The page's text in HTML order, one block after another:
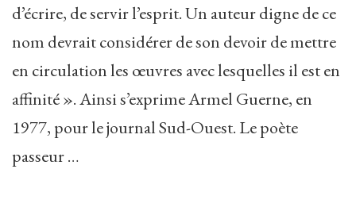
d’écrire, de servir l’esprit. Un auteur digne de ce
nom devrait considérer de son devoir de mettre
en circulation les œuvres avec lesquelles il est en
affinité ». Ainsi s’exprime Armel Guerne, en
1977, pour le journal Sud-Ouest. Le poète
passeur …